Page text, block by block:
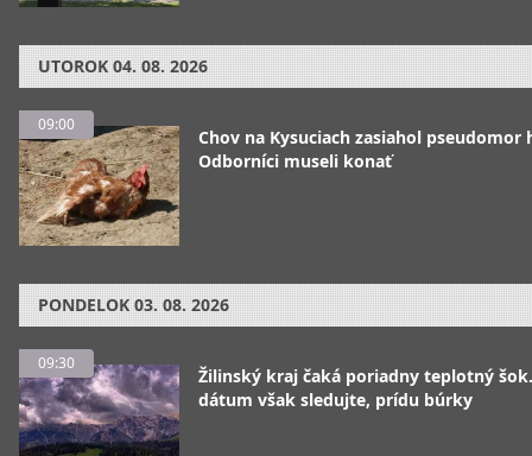
UTOROK 04. 08. 2026
09:00
Chov na Kysuciach zasiahol pseudomor
Odborníci museli konať
PONDELOK 03. 08. 2026
09:30
Žilinský kraj čaká poriadny teplotný
dátum však sledujte, prídu búrky